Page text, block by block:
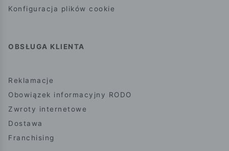
Konfiguracja plików cookie
OBSŁUGA KLIENTA
Reklamacje
Obowiązek informacyjny RODO
Zwroty internetowe
Dostawa
Franchising